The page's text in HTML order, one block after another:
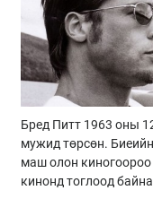
Бред Питт 1963 оны
мужид төрсөн.
маш олон киногоороо
кинонд тоглоод